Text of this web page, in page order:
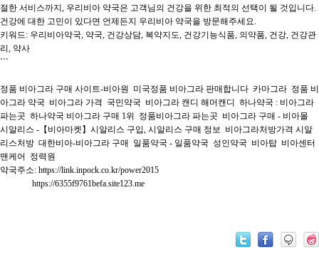
절한 서비스까지, 우리비아 약국은 고객님의 건강을 위한 최적의 선택이 될 것입니다.
건강에 대한 고민이 있다면 언제든지 우리비아 약국을 방문해주세요.
키워드: 우리비아약국, 약국, 건강상담, 복약지도, 건강기능식품, 의약품, 건강, 건강관
리, 약사
```
정품 비아그라 구매 사이트-비아원  미국정품 비아그라 판매합니다  카마그라  정품 비
아그라 약국  비아그라 가격  국민약국  비아그라 캔디 해머캔디  하나약국 : 비아그라
파는곳  하나약국 비아그라 구매 1위  정품비아그라 파는곳  비아그라 구매 - 비아몰
시알리스 -【비아마켓】시알리스 구입, 시알리스 구매 정보  비아그라처방가격 시알
리스처방  대한비아-비아그라 구매  일품약국 - 일품약국  성인약국  비아탑  비아센터
맨케어  정력원
약국주소: https://link.inpock.co.kr/power2015